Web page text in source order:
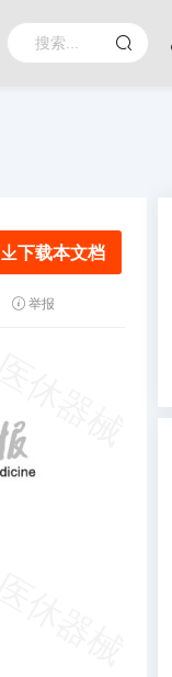
下载本文档
举报